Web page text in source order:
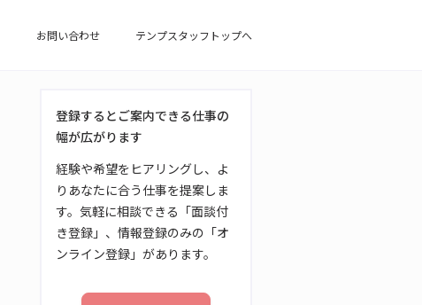
お問い合わせ テンプスタッフトップへ
登録するとご案内できる仕事の
幅が広がります
経験や希望をヒアリングし、よ
りあなたに合う仕事を提案しま
す。気軽に相談できる「面談付
き登録」、情報登録のみの「オ
ンライン登録」があります。